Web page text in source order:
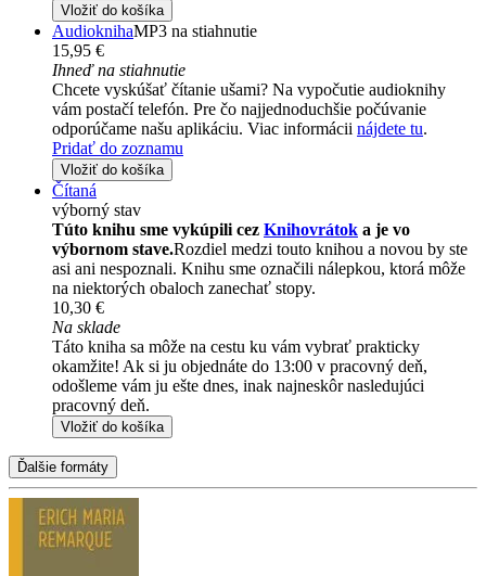
Vložiť do košíka
AudioknihaMP3 na stiahnutie
15,95 €
Ihneď na stiahnutie
Chcete vyskúšať čítanie ušami? Na vypočutie audioknihy
vám postačí telefón. Pre čo najjednoduchšie počúvanie
odporúčame našu aplikáciu. Viac informácii nájdete tu.
Pridať do zoznamu
Vložiť do košíka
Čítaná
výborný stav
Túto knihu sme vykúpili cez Knihovrátok a je vo
výbornom stave.Rozdiel medzi touto knihou a novou by ste
asi ani nespoznali. Knihu sme označili nálepkou, ktorá môže
na niektorých obaloch zanechať stopy.
10,30 €
Na sklade
Táto kniha sa môže na cestu ku vám vybrať prakticky
okamžite! Ak si ju objednáte do 13:00 v pracovný deň,
odošleme vám ju ešte dnes, inak najneskôr nasledujúci
pracovný deň.
Vložiť do košíka
Ďalšie formáty